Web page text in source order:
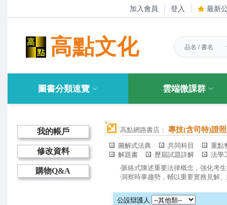
加入會員 登入 最新
高點文化
圖書分類速覽 雲端微課群
我的帳戶
修改資料
購物Q&A
高點網路書店： 專技(含司特)證照
圖解式法典 共同科目
重點
解題書
歷屆試題詳解
法學
‧脈絡式陳述重要法律概念，強化考
‧洞察時事趨勢，輔以重要實務見解
公設辯護人